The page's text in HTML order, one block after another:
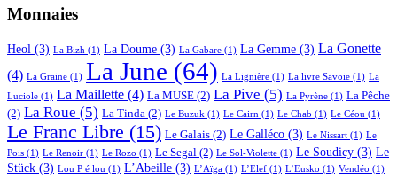
Monnaies
Heol (3) La Bizh (1) La Doume (3) La Gabare (1) La Gemme (3) La Gonette
(4) La Graine (1) La June (64) La Lignière (1) La livre Savoie (1) La
Luciole (1) La Maillette (4) La MUSE (2) La Pive (5) La Pyrène (1) La Pêche
(2) La Roue (5) La Tinda (2) Le Buzuk (1) Le Cairn (1) Le Chab (1) Le Céou (1)
Le Franc Libre (15) Le Galais (2) Le Galléco (3) Le Nissart (1) Le
Pois (1) Le Renoir (1) Le Rozo (1) Le Segal (2) Le Sol-Violette (1) Le Soudicy (3) Le
Stück (3) Lou P é lou (1) L’Abeille (3) L’Aïga (1) L’Elef (1) L’Eusko (1) Vendéo (1)